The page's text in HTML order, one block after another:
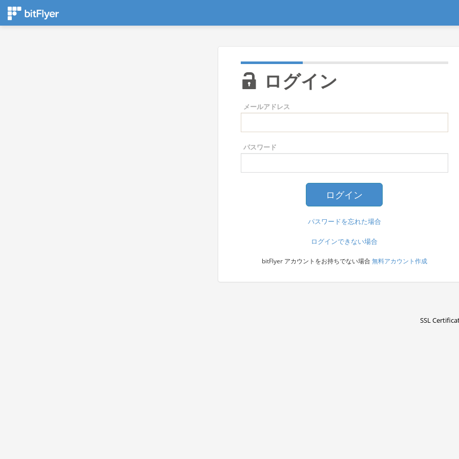
ログイン
メールアドレス
パスワード
パスワードを忘れた場合
ログインできない場合
bitFlyer アカウントをお持ちでない場合 無料アカウント作成
SSL